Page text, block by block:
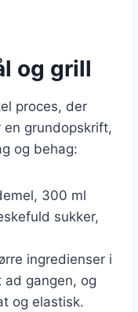
og grill
proces, der
grundopskrift,
og behag:
300 ml
sukker,
ingredienser i
gangen, og
og elastisk.